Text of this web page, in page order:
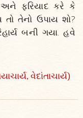
ફરિયાદ કરે કે
તેનો ઉપાય શો?
બની ગયા. હવે
વેદાંતાચાર્ય)